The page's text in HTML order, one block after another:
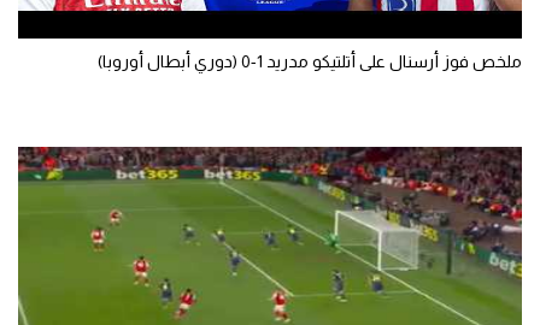
كرة سلة
كرة يد
الوطن العربي
في المونديال
رياضة نسائية
آسيا
ملخص فوز أرسنال على أتلتيكو مدريد 1-0 (دوري أبطال أوروبا)